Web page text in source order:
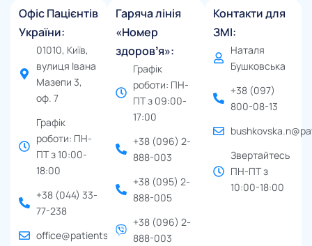
Офіс Пацієнтів
України:
01010, Київ,
вулиця Івана
Мазепи 3,
оф. 7
Графік
роботи: ПН-
ПТ з 10:00-
18:00
+38 (044) 33-
77-238
office@patients.org.ua
Гаряча лінія
«Номер
здоровʼя»:
Графік
роботи: ПН-
ПТ з 09:00-
17:00
+38 (096) 2-
888-003
+38 (095) 2-
888-005
+38 (096) 2-
888-003
Контакти для
ЗМІ:
Наталя
Бушковська
+38 (097)
800-08-13
Звертайтесь
ПН-ПТ з
10:00-18:00